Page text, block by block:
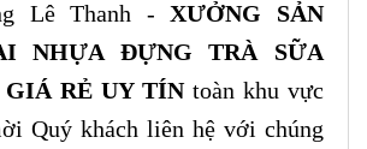
Lê Thanh -XƯỞNG SẢN
NHỰA ĐỰNG TRÀ SỮA
RẺ UY TÍN toàn khu vực
Quý khách liên hệ với chúng